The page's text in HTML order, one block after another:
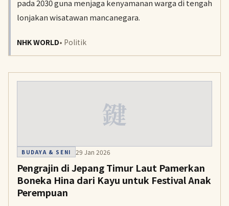
pada 2030 guna menjaga kenyamanan warga di tengah
lonjakan wisatawan mancanegara.
NHK WORLD• Politik
鍵
BUDAYA & SENI 29 Jan 2026
Pengrajin di Jepang Timur Laut Pamerkan
Boneka Hina dari Kayu untuk Festival Anak
Perempuan